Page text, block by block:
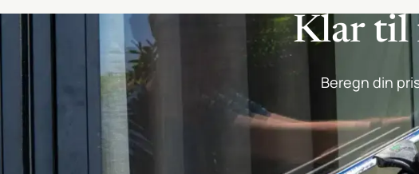
Klar til
Beregn din